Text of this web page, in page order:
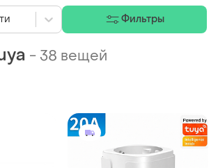
- 38 вещей
Фильтры